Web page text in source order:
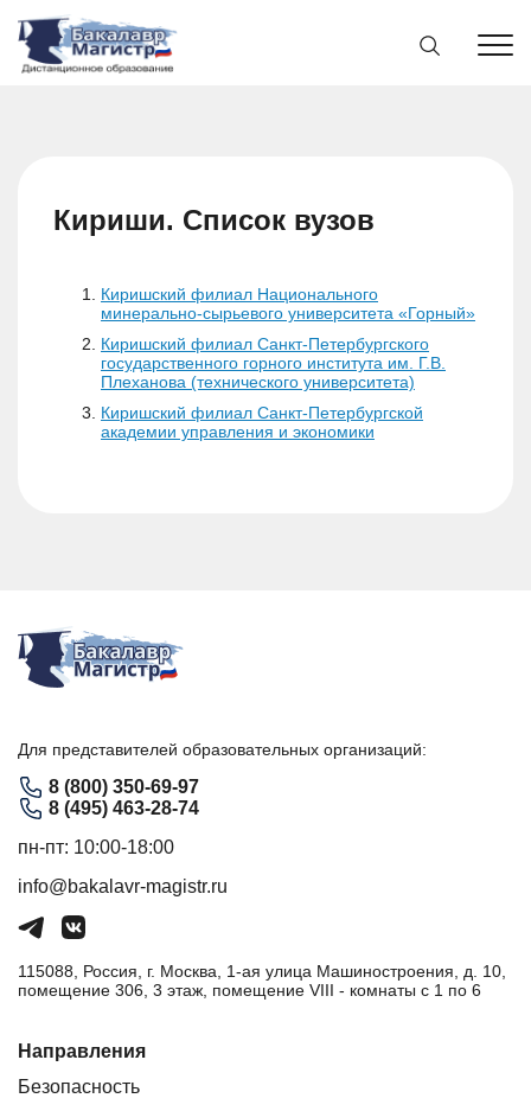
Кириши. Список вузов
Киришский филиал Национального
минерально-сырьевого университета «Горный»
Киришский филиал Санкт-Петербургского
государственного горного института им. Г.В.
Плеханова (технического университета)
Киришский филиал Санкт-Петербургской
академии управления и экономики
Для представителей образовательных организаций:
8 (800) 350-69-97
8 (495) 463-28-74
пн-пт: 10:00-18:00
info@bakalavr-magistr.ru
115088, Россия, г. Москва, 1-ая улица Машиностроения, д. 10,
помещение 306, 3 этаж, помещение VIII - комнаты с 1 по 6
Направления
Безопасность